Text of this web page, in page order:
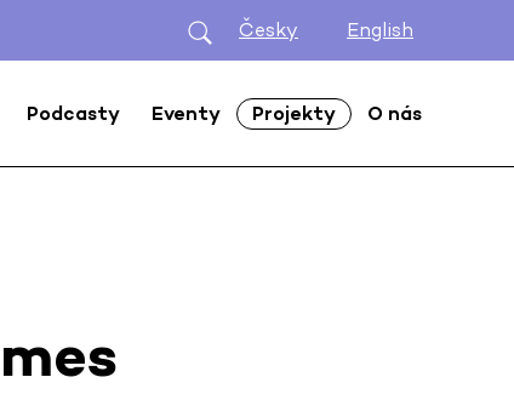
Česky English
Podcasty Eventy Projekty O nás